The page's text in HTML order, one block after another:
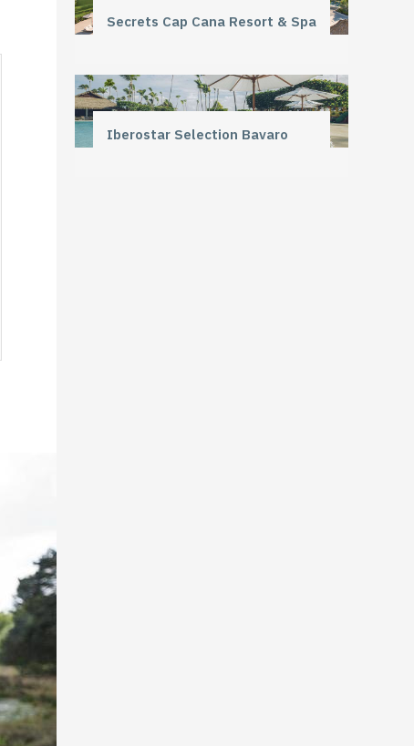
Secrets Cap Cana Resort & Spa
Iberostar Selection Bavaro